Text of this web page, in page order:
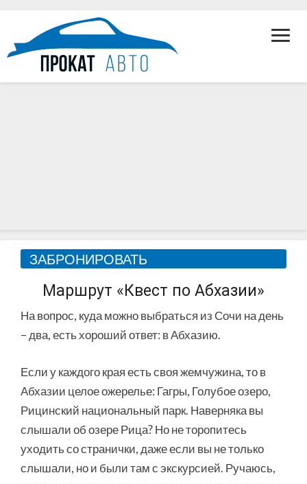
Маршрут
«Квест
Абхазии»
ЗАБРОНИРОВАТЬ
Маршрут «Квест по Абхазии»
На вопрос, куда можно выбраться из Сочи на день
– два, есть хороший ответ: в Абхазию.
Если у каждого края есть своя жемчужина, то в
Абхазии целое ожерелье: Гагры, Голубое озеро,
Рицинский национальный парк. Наверняка вы
слышали об озере Рица? Но не торопитесь
уходить со странички, даже если вы не только
слышали, но и были там с экскурсией. Ручаюсь,